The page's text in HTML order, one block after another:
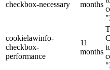
checkbox-necessary
months
cookielawinfo-
checkbox-
performance
11
months